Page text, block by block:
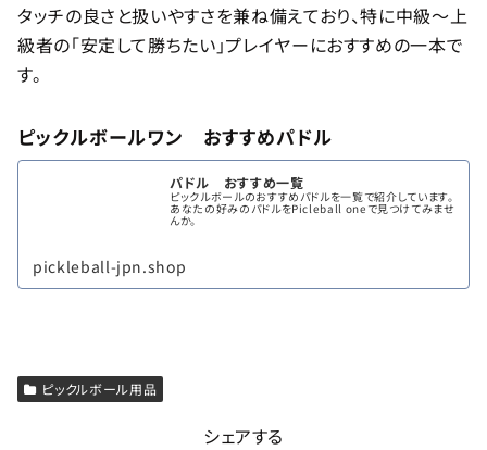
タッチの良さと扱いやすさを兼ね備えており、特に中級〜上
級者の「安定して勝ちたい」プレイヤーにおすすめの一本で
す。
ピックルボールワン おすすめパドル
パドル おすすめ一覧
ピックルボールのおすすめパドルを一覧で紹介しています。
あなたの好みのパドルをPicleball oneで見つけてみませ
んか。
pickleball-jpn.shop
ピックルボール用品
シェアする